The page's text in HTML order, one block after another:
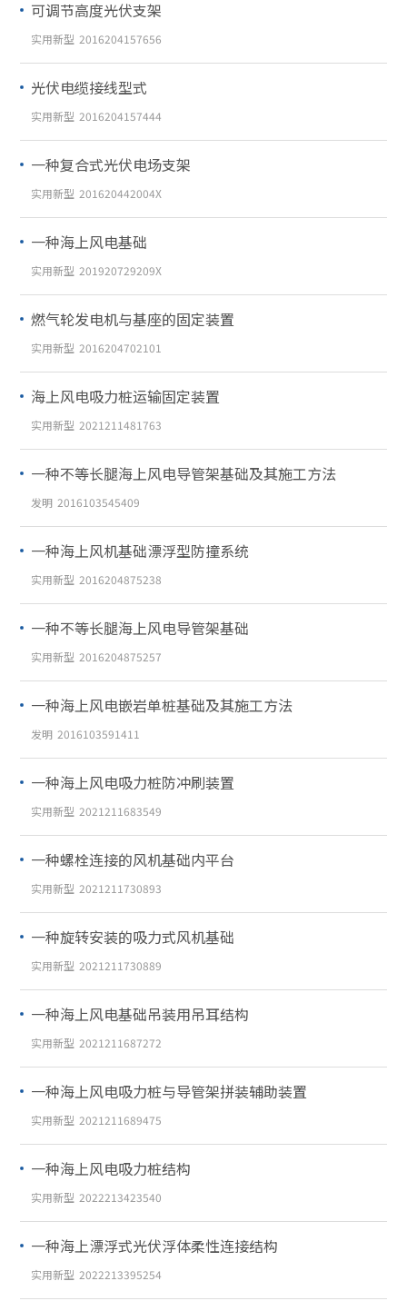
可调节高度光伏支架
实用新型 2016204157656
光伏电缆接线型式
实用新型 2016204157444
一种复合式光伏电场支架
实用新型 201620442004X
一种海上风电基础
实用新型 201920729209X
燃气轮发电机与基座的固定装置
实用新型 2016204702101
海上风电吸力桩运输固定装置
实用新型 2021211481763
一种不等长腿海上风电导管架基础及其施工方法
发明 2016103545409
一种海上风机基础漂浮型防撞系统
实用新型 2016204875238
一种不等长腿海上风电导管架基础
实用新型 2016204875257
一种海上风电嵌岩单桩基础及其施工方法
发明 2016103591411
一种海上风电吸力桩防冲刷装置
实用新型 2021211683549
一种螺栓连接的风机基础内平台
实用新型 2021211730893
一种旋转安装的吸力式风机基础
实用新型 2021211730889
一种海上风电基础吊装用吊耳结构
实用新型 2021211687272
一种海上风电吸力桩与导管架拼装辅助装置
实用新型 2021211689475
一种海上风电吸力桩结构
实用新型 2022213423540
一种海上漂浮式光伏浮体柔性连接结构
实用新型 2022213395254